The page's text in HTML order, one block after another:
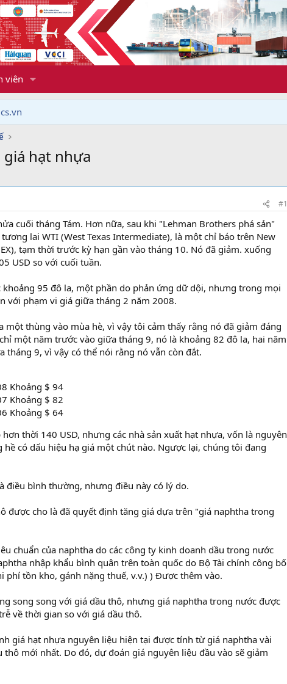
viên
hạt nhựa
#1
cuối tháng Tám. Hơn nữa, sau khi "Lehman Brothers phá sản"
lai WTI (West Texas Intermediate), là một chỉ báo trên New
tạm thời trước kỳ hạn gần vào tháng 10. Nó đã giảm. xuống
USD so với cuối tuần.
95 đô la, một phần do phản ứng dữ dội, nhưng trong mọi
với phạm vi giá giữa tháng 2 năm 2008.
thùng vào mùa hè, vì vậy tôi cảm thấy rằng nó đã giảm đáng
một năm trước vào giữa tháng 9, nó là khoảng 82 đô la, hai năm
tháng 9, vì vậy có thể nói rằng nó vẫn còn đắt.
Khoảng $ 94
Khoảng $ 82
Khoảng $ 64
hơn thời 140 USD, nhưng các nhà sản xuất hạt nhựa, vốn là nguyên
có dấu hiệu hạ giá một chút nào. Ngược lại, chúng tôi đang
điều bình thường, nhưng điều này có lý do.
được cho là đã quyết định tăng giá dựa trên "giá naphtha trong
chuẩn của naphtha do các công ty kinh doanh dầu trong nước
nhập khẩu bình quân trên toàn quốc do Bộ Tài chính công bố
phí tồn kho, gánh nặng thuế, v.v.) ) Được thêm vào.
song song với giá dầu thô, nhưng giá naphtha trong nước được
về thời gian so với giá dầu thô.
giá hạt nhựa nguyên liệu hiện tại được tính từ giá naphtha vài
mới nhất. Do đó, dự đoán giá nguyên liệu đầu vào sẽ giảm